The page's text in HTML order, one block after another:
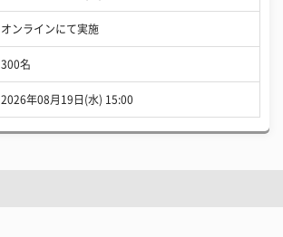
オンラインにて実施
300名
2026年08月19日(水) 15:00